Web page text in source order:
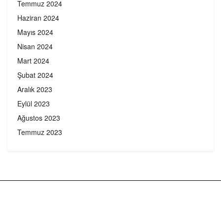
Temmuz 2024
Haziran 2024
Mayıs 2024
Nisan 2024
Mart 2024
Şubat 2024
Aralık 2023
Eylül 2023
Ağustos 2023
Temmuz 2023